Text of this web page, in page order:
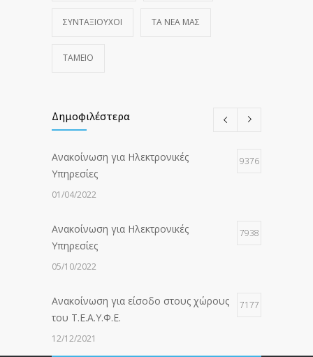
ΣΥΝΤΑΞΙΟΥΧΟΙ ΤΑ ΝΈΑ ΜΑΣ
ΤΑΜΕΙΟ
Δημοφιλέστερα
Ανακοίνωση για Ηλεκτρονικές
Υπηρεσίες
9376
01/04/2022
Ανακοίνωση για Ηλεκτρονικές
Υπηρεσίες
7938
05/10/2022
Ανακοίνωση για είσοδο στους χώρους
του Τ.Ε.Α.Υ.Φ.Ε.
7177
12/12/2021